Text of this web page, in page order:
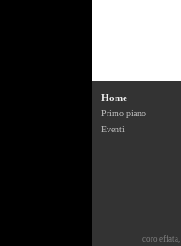
Home
Primo piano
Eventi
coro effata,